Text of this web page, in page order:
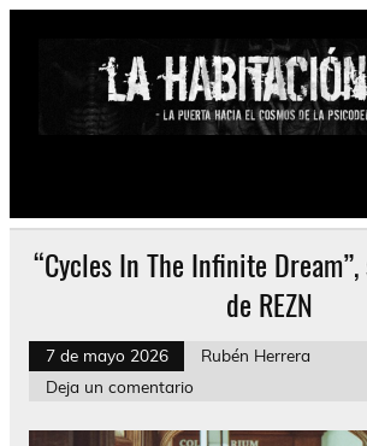
Saltar
Psychedelic, Stoner, Doom, Sludge,
“Cycles In The Infinite
de REZN
7 de mayo 2026
Rubén Herrera
Deja un comentario